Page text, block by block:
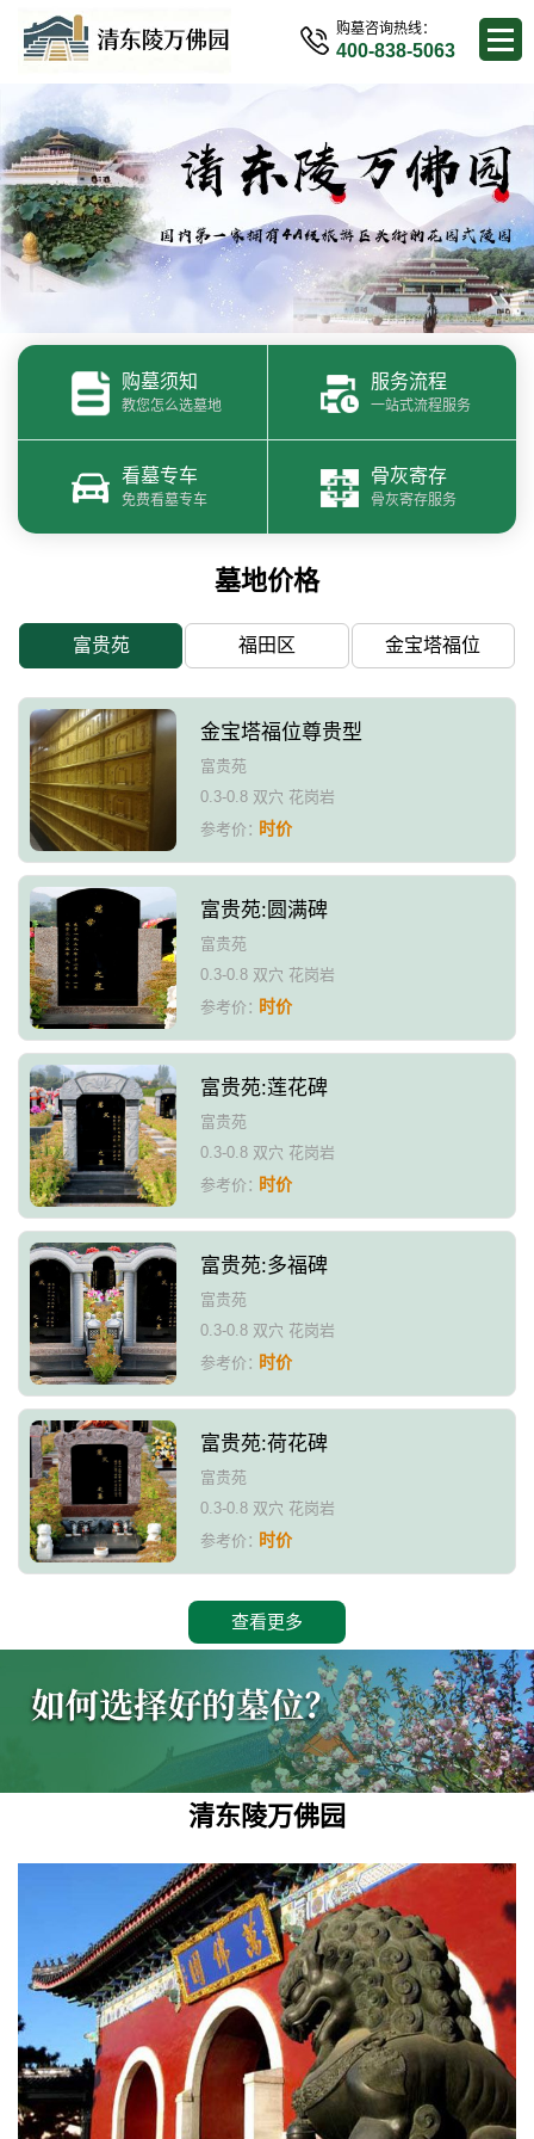
购墓咨询热线：
400-838-5063
购墓须知
教您怎么选墓地
服务流程
一站式流程服务
看墓专车
免费看墓专车
骨灰寄存
骨灰寄存服务
墓地价格
富贵苑 福田区 金宝塔福位
金宝塔福位尊贵型
富贵苑
0.3-0.8 双穴 花岗岩
参考价：时价
富贵苑:圆满碑
富贵苑
0.3-0.8 双穴 花岗岩
参考价：时价
富贵苑:莲花碑
富贵苑
0.3-0.8 双穴 花岗岩
参考价：时价
富贵苑:多福碑
富贵苑
0.3-0.8 双穴 花岗岩
参考价：时价
富贵苑:荷花碑
富贵苑
0.3-0.8 双穴 花岗岩
参考价：时价
查看更多
清东陵万佛园